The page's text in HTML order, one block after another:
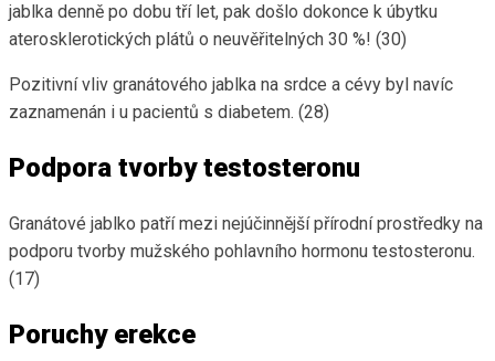
jablka denně po dobu tří let, pak došlo dokonce k úbytku
aterosklerotických plátů o neuvěřitelných 30 %! (30)
Pozitivní vliv granátového jablka na srdce a cévy byl navíc
zaznamenán i u pacientů s diabetem. (28)
Podpora tvorby testosteronu
Granátové jablko patří mezi nejúčinnější přírodní prostředky na
podporu tvorby mužského pohlavního hormonu testosteronu.
(17)
Poruchy erekce